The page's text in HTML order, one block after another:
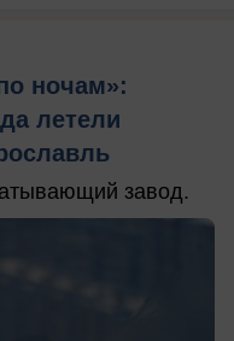
ночам»:
летели
завод.